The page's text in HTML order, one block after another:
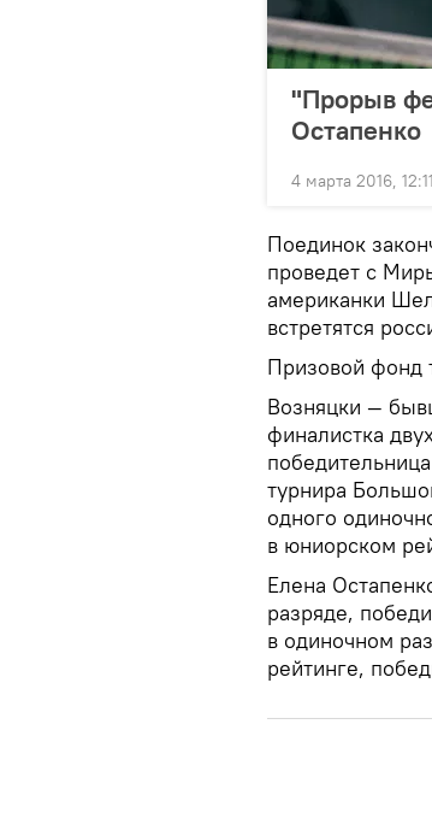
"Прорыв
Остапенко
4 марта 2016, 12:11
Поединок
проведет с
американки
встретятся
Призовой фонд
Возняцки —
финалистка
турнира
одного
в юниорском
Елена
разряде,
в одиночном
рейтинге,